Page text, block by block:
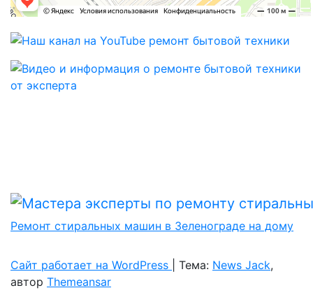
Ремонт стиральных машин в Зеленограде на дому
Сайт работает на WordPress Тема: News Jack,
автор Themeansar